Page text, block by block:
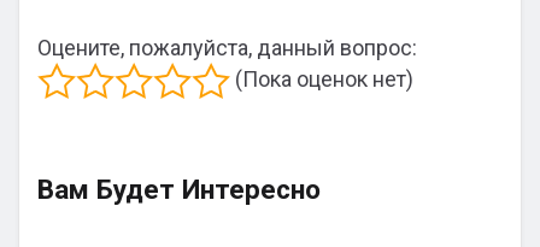
Оцените, пожалуйста, данный вопрос:
(Пока оценок нет)
Вам Будет Интересно